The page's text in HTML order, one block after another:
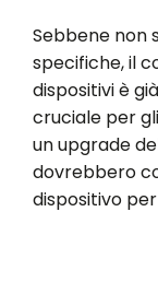
Sebbene non
specifiche, il
dispositivi è
cruciale per
un upgrade
dovrebbero
dispositivo